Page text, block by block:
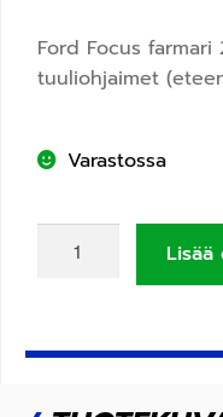
Ford Focus farmari
tuuliohjaimet
Varastossa
Lisää